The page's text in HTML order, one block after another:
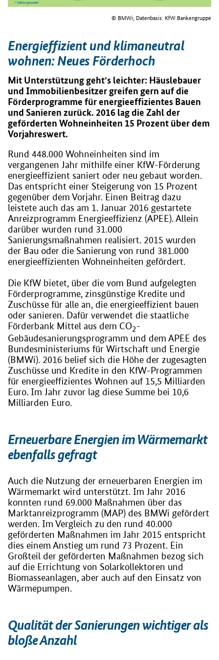
© BMWi; Datenbasis: KfW Bankengruppe
Energieffizient und klimaneutral
wohnen: Neues Förderhoch
Mit Unterstützung geht’s leichter: Häuslebauer
und Immobilienbesitzer greifen gern auf die
Förderprogramme für energieeffizientes Bauen
und Sanieren zurück. 2016 lag die Zahl der
geförderten Wohneinheiten 15 Prozent über dem
Vorjahreswert.
Rund 448.000 Wohneinheiten sind im
vergangenen Jahr mithilfe einer KfW-Förderung
energieeffizient saniert oder neu gebaut worden.
Das entspricht einer Steigerung von 15 Prozent
gegenüber dem Vorjahr. Einen Beitrag dazu
leistete auch das am 1. Januar 2016 gestartete
Anreizprogramm Energieeffizienz (APEE). Allein
darüber wurden rund 31.000
Sanierungsmaßnahmen realisiert. 2015 wurden
der Bau oder die Sanierung von rund 381.000
energieeffizienten Wohneinheiten gefördert.
Die KfW bietet, über die vom Bund aufgelegten
Förderprogramme, zinsgünstige Kredite und
Zuschüsse für alle an, die energieeffizient bauen
oder sanieren. Dafür verwendet die staatliche
Förderbank Mittel aus dem CO2-
Gebäudesanierungsprogramm und dem APEE des
Bundesministeriums für Wirtschaft und Energie
(BMWi). 2016 belief sich die Höhe der zugesagten
Zuschüsse und Kredite in den KfW-Programmen
für energieeffizientes Wohnen auf 15,5 Milliarden
Euro. Im Jahr zuvor lag diese Summe bei 10,6
Milliarden Euro.
Erneuerbare Energien im Wärmemarkt
ebenfalls gefragt
Auch die Nutzung der erneuerbaren Energien im
Wärmemarkt wird unterstützt. Im Jahr 2016
konnten rund 69.000 Maßnahmen über das
Marktanreizprogramm (MAP) des BMWi gefördert
werden. Im Vergleich zu den rund 40.000
geförderten Maßnahmen im Jahr 2015 entspricht
dies einem Anstieg um rund 73 Prozent. Ein
Großteil der geförderten Maßnahmen bezog sich
auf die Errichtung von Solarkollektoren und
Biomasseanlagen, aber auch auf den Einsatz von
Wärmepumpen.
Qualität der Sanierungen wichtiger als
bloße Anzahl